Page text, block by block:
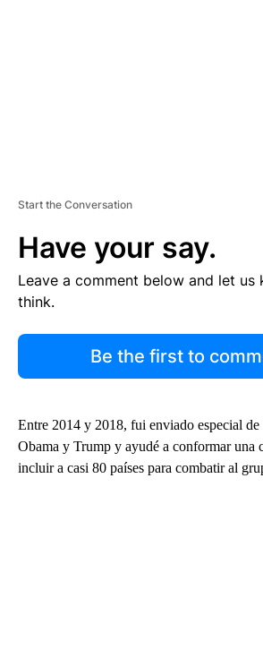
Start the Conversation
Have your say.
Leave a comment below and let us
think.
Be the first to
Entre 2014 y 2018, fui enviado especial de
Obama y Trump y ayudé a conformar una
incluir a casi 80 países para combatir al